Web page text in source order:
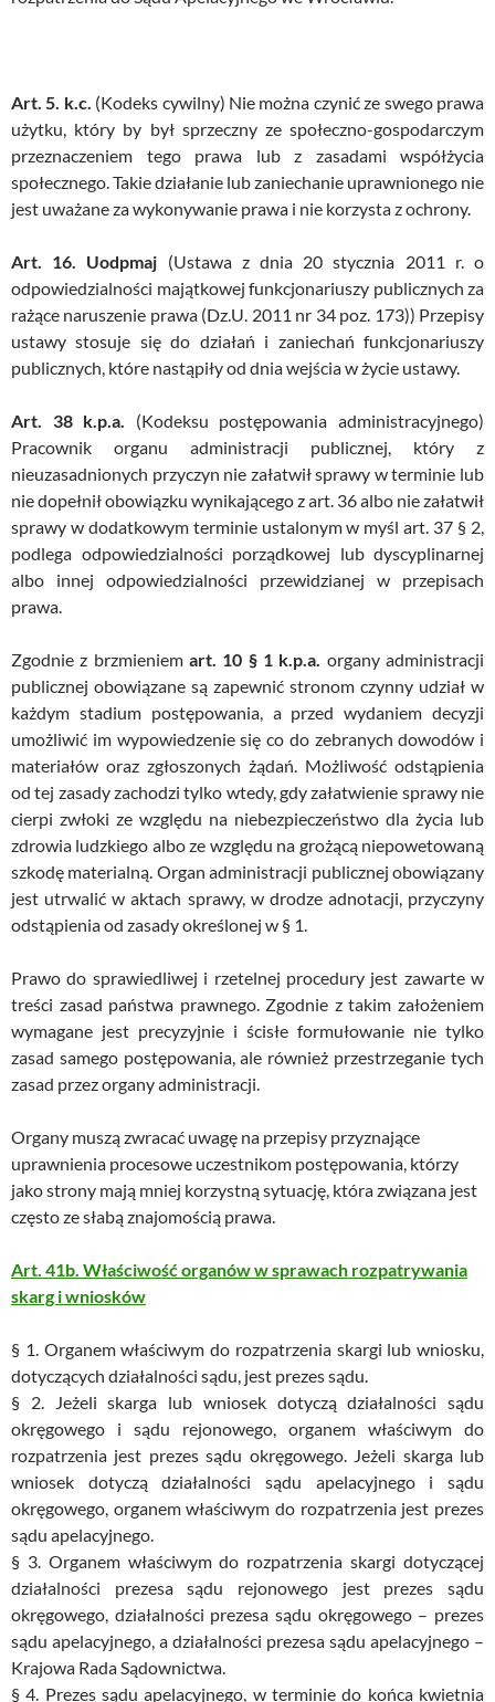
Art. 5. k.c. (Kodeks cywilny) Nie można czynić ze swego prawa
użytku, który by był sprzeczny ze społeczno-gospodarczym
przeznaczeniem tego prawa lub z zasadami współżycia
społecznego. Takie działanie lub zaniechanie uprawnionego nie
jest uważane za wykonywanie prawa i nie korzysta z ochrony.
Art. 16. Uodpmaj (Ustawa z dnia 20 stycznia 2011 r. o
odpowiedzialności majątkowej funkcjonariuszy publicznych za
rażące naruszenie prawa (Dz.U. 2011 nr 34 poz. 173)) Przepisy
ustawy stosuje się do działań i zaniechań funkcjonariuszy
publicznych, które nastąpiły od dnia wejścia w życie ustawy.
Art. 38 k.p.a.
(Kodeksu postępowania administracyjnego)
Pracownik organu administracji publicznej, który z
nieuzasadnionych przyczyn nie załatwił sprawy w terminie lub
nie dopełnił obowiązku wynikającego z art. 36 albo nie załatwił
sprawy w dodatkowym terminie ustalonym w myśl art. 37 § 2,
podlega odpowiedzialności porządkowej lub dyscyplinarnej
albo innej odpowiedzialności przewidzianej w przepisach
prawa.
Zgodnie z brzmieniem art. 10 § 1 k.p.a. organy administracji
publicznej obowiązane są zapewnić stronom czynny udział w
każdym stadium postępowania, a przed wydaniem decyzji
umożliwić im wypowiedzenie się co do zebranych dowodów i
materiałów oraz zgłoszonych żądań. Możliwość odstąpienia
od tej zasady zachodzi tylko wtedy, gdy załatwienie sprawy nie
cierpi zwłoki ze względu na niebezpieczeństwo dla życia lub
zdrowia ludzkiego albo ze względu na grożącą niepowetowaną
szkodę materialną. Organ administracji publicznej obowiązany
jest utrwalić w aktach sprawy, w drodze adnotacji, przyczyny
odstąpienia od zasady określonej w § 1.
Prawo do sprawiedliwej i rzetelnej procedury jest zawarte w
treści zasad państwa prawnego. Zgodnie z takim założeniem
wymagane jest precyzyjnie i ścisłe formułowanie nie tylko
zasad samego postępowania, ale również przestrzeganie tych
zasad przez organy administracji.
Organy muszą zwracać uwagę na przepisy przyznające
uprawnienia procesowe uczestnikom postępowania, którzy
jako strony mają mniej korzystną sytuację, która związana jest
często ze słabą znajomością prawa.
Art. 41b. Właściwość organów w sprawach rozpatrywania
skarg i wniosków
§ 1. Organem właściwym do rozpatrzenia skargi lub wniosku,
dotyczących działalności sądu, jest prezes sądu.
§ 2. Jeżeli skarga lub wniosek dotyczą działalności sądu
okręgowego i sądu rejonowego, organem właściwym do
rozpatrzenia jest prezes sądu okręgowego. Jeżeli skarga lub
wniosek dotyczą działalności sądu apelacyjnego i sądu
okręgowego, organem właściwym do rozpatrzenia jest prezes
sądu apelacyjnego.
§ 3. Organem właściwym do rozpatrzenia skargi dotyczącej
działalności prezesa sądu rejonowego jest prezes sądu
okręgowego, działalności prezesa sądu okręgowego – prezes
sądu apelacyjnego, a działalności prezesa sądu apelacyjnego –
Krajowa Rada Sądownictwa.
§ 4. Prezes sądu apelacyjnego, w terminie do końca kwietnia